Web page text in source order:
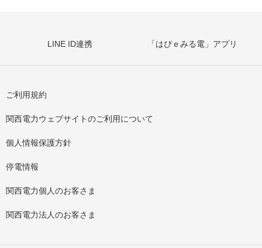
LINE ID連携 「はぴｅみる電」アプリ
ご利用規約
関西電力ウェブサイトのご利用について
個人情報保護方針
停電情報
関西電力個人のお客さま
関西電力法人のお客さま